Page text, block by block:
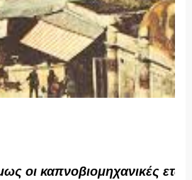
οι καπνοβιομηχανικές